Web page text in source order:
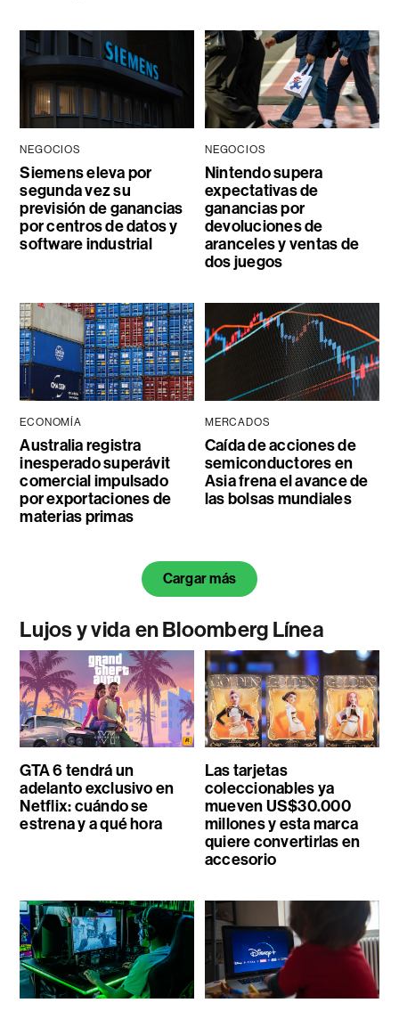
NEGOCIOS
Siemens eleva por
segunda vez su
previsión de ganancias
por centros de datos y
software industrial
NEGOCIOS
Nintendo supera
expectativas de
ganancias por
devoluciones de
aranceles y ventas de
dos juegos
ECONOMÍA
Australia registra
inesperado superávit
comercial impulsado
por exportaciones de
materias primas
MERCADOS
Caída de acciones de
semiconductores en
Asia frena el avance de
las bolsas mundiales
Cargar más
Lujos y vida en Bloomberg Línea
GTA 6 tendrá un
adelanto exclusivo en
Netflix: cuándo se
estrena y a qué hora
Las tarjetas
coleccionables ya
mueven US$30.000
millones y esta marca
quiere convertirlas en
accesorio